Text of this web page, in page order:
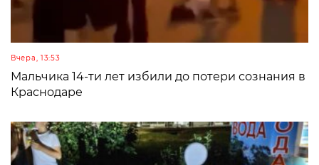
Вчера, 13:53
Мальчика 14-ти лет избили до потери сознания в
Краснодаре